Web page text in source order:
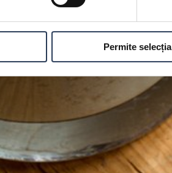
Permite selecția